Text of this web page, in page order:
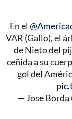
En el
VAR (Gallo), el
de Nieto del
ceñida a su
gol del
— Jose Borda